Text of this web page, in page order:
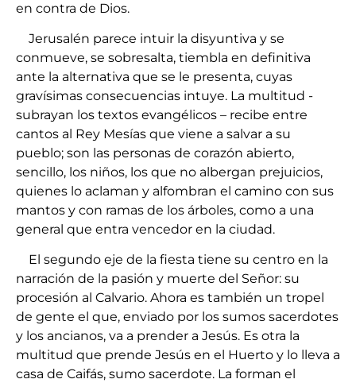
en contra de Dios.
Jerusalén parece intuir la disyuntiva y se
conmueve, se sobresalta, tiembla en definitiva
ante la alternativa que se le presenta, cuyas
gravísimas consecuencias intuye. La multitud -
subrayan los textos evangélicos – recibe entre
cantos al Rey Mesías que viene a salvar a su
pueblo; son las personas de corazón abierto,
sencillo, los niños, los que no albergan prejuicios,
quienes lo aclaman y alfombran el camino con sus
mantos y con ramas de los árboles, como a una
general que entra vencedor en la ciudad.
El segundo eje de la fiesta tiene su centro en la
narración de la pasión y muerte del Señor: su
procesión al Calvario. Ahora es también un tropel
de gente el que, enviado por los sumos sacerdotes
y los ancianos, va a prender a Jesús. Es otra la
multitud que prende Jesús en el Huerto y lo lleva a
casa de Caifás, sumo sacerdote. La forman el